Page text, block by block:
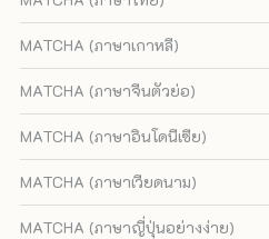
MATCHA (ภาษาเกาหลี)
MATCHA (ภาษาจีนตัวย่อ)
MATCHA (ภาษาอินโดนีเซีย)
MATCHA (ภาษาเวียดนาม)
MATCHA (ภาษาญี่ปุ่นอย่างง่าย)